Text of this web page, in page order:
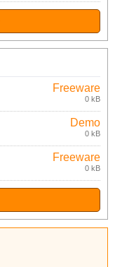
Freeware
0 kB
Demo
0 kB
Freeware
0 kB